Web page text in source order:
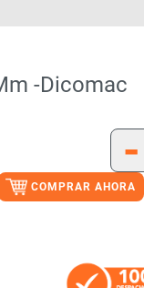
-dicomac
-
COMPRAR AHORA